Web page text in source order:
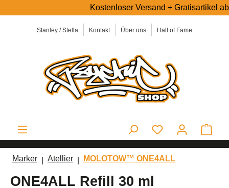
Stanley / Stella Kontakt Über uns Hall of Fame
Kostenloser Versand + Gratisartikel ab
Marker Atellier MOLOTOW™ ONE4ALL
ONE4ALL Refill 30 ml